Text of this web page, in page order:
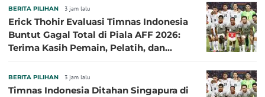
BERITA PILIHAN 3 jam lalu
Erick Thohir Evaluasi Timnas Indonesia
Buntut Gagal Total di Piala AFF 2026:
Terima Kasih Pemain, Pelatih, dan
BERITA PILIHAN 3 jam lalu
Timnas Indonesia Ditahan Singapura di